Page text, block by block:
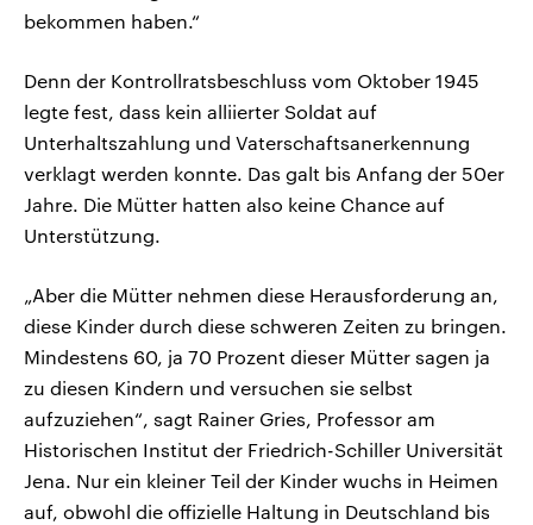
bekommen haben.“
Denn der Kontrollratsbeschluss vom Oktober 1945
legte fest, dass kein alliierter Soldat auf
Unterhaltszahlung und Vaterschaftsanerkennung
verklagt werden konnte. Das galt bis Anfang der 50er
Jahre. Die Mütter hatten also keine Chance auf
Unterstützung.
„Aber die Mütter nehmen diese Herausforderung an,
diese Kinder durch diese schweren Zeiten zu bringen.
Mindestens 60, ja 70 Prozent dieser Mütter sagen ja
zu diesen Kindern und versuchen sie selbst
aufzuziehen“, sagt Rainer Gries, Professor am
Historischen Institut der Friedrich-Schiller Universität
Jena. Nur ein kleiner Teil der Kinder wuchs in Heimen
auf, obwohl die offizielle Haltung in Deutschland bis